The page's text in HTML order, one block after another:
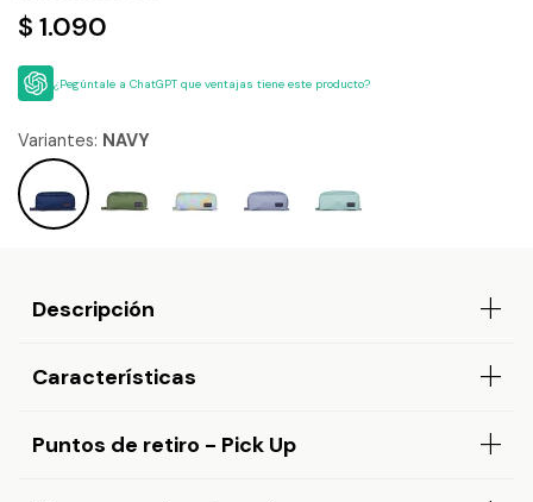
$ 1.090
¿Pegúntale a ChatGPT que ventajas tiene este producto?
Variantes: NAVY
Descripción
Características
Puntos de retiro - Pick Up